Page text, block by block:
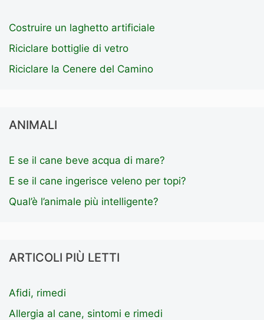
Costruire un laghetto artificiale
Riciclare bottiglie di vetro
Riciclare la Cenere del Camino
ANIMALI
E se il cane beve acqua di mare?
E se il cane ingerisce veleno per topi?
Qual’è l’animale più intelligente?
ARTICOLI PIÙ LETTI
Afidi, rimedi
Allergia al cane, sintomi e rimedi